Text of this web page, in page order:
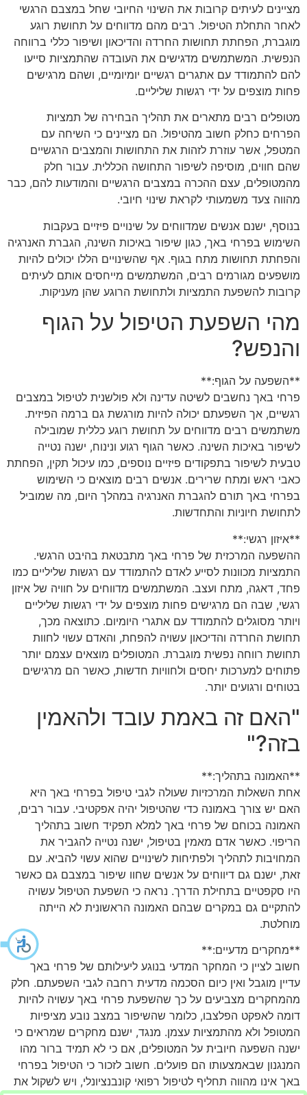
מציינים לעיתים קרובות את השינוי החיובי שחל במצבם הרגשי
לאחר התחלת הטיפול. רבים מהם מדווחים על תחושת רוגע
מוגברת, הפחתת תחושות החרדה והדיכאון ושיפור כללי ברווחה
הנפשית. המשתמשים מדגישים את העובדה שהתמציות סייעו
להם להתמודד עם אתגרים רגשיים יומיומיים, ושהם מרגישים
פחות מוצפים על ידי רגשות שליליים.
מטופלים רבים מתארים את תהליך הבחירה של תמציות
הפרחים כחלק חשוב מהטיפול. הם מציינים כי השיחה עם
המטפל, אשר עוזרת לזהות את התחושות והמצבים הרגשיים
שהם חווים, מוסיפה לשיפור התחושה הכללית. עבור חלק
מהמטופלים, עצם ההכרה במצבים הרגשיים והמודעות להם, כבר
מהווה צעד משמעותי לקראת שינוי חיובי.
בנוסף, ישנם אנשים שמדווחים על שינויים פיזיים בעקבות
השימוש בפרחי באך, כגון שיפור באיכות השינה, הגברת האנרגיה
והפחתת תחושות מתח בגוף. אף שהשינויים הללו יכולים להיות
מושפעים מגורמים רבים, המשתמשים מייחסים אותם לעיתים
קרובות להשפעת התמציות ולתחושת הרוגע שהן מעניקות.
מהי השפעת הטיפול על הגוף
והנפש?
**השפעה על הגוף:**
פרחי באך נחשבים לשיטה עדינה ולא פולשנית לטיפול במצבים
רגשיים, אך השפעתם יכולה להיות מורגשת גם ברמה הפיזית.
משתמשים רבים מדווחים על תחושת רוגע כללית שמובילה
לשיפור באיכות השינה. כאשר הגוף רגוע ונינוח, ישנה נטייה
טבעית לשיפור בתפקודים פיזיים נוספים, כמו עיכול תקין, הפחתת
כאבי ראש ומתח שרירים. אנשים רבים מוצאים כי השימוש
בפרחי באך תורם להגברת האנרגיה במהלך היום, מה שמוביל
לתחושת חיוניות והתחדשות.
**איזון רגשי:**
ההשפעה המרכזית של פרחי באך מתבטאת בהיבט הרגשי.
התמציות מכוונות לסייע לאדם להתמודד עם רגשות שליליים כמו
פחד, דאגה, מתח ועצב. המשתמשים מדווחים על חוויה של איזון
רגשי, שבה הם מרגישים פחות מוצפים על ידי רגשות שליליים
ויותר מסוגלים להתמודד עם אתגרי היומיום. כתוצאה מכך,
תחושת החרדה והדיכאון עשויה להפחת, והאדם עשוי לחוות
תחושת רווחה נפשית מוגברת. המטופלים מוצאים עצמם יותר
פתוחים למערכות יחסים ולחוויות חדשות, כאשר הם מרגישים
בטוחים ורגועים יותר.
"האם זה באמת עובד ולהאמין
בזה?"
**האמונה בתהליך:**
אחת השאלות המרכזיות שעולה לגבי טיפול בפרחי באך היא
האם יש צורך באמונה כדי שהטיפול יהיה אפקטיבי. עבור רבים,
האמונה בכוחם של פרחי באך למלא תפקיד חשוב בתהליך
הריפוי. כאשר אדם מאמין בטיפול, ישנה נטייה להגביר את
המחויבות לתהליך ולפתיחות לשינויים שהוא עשוי להביא. עם
זאת, ישנם גם דיווחים על אנשים שחוו שיפור במצבם גם כאשר
היו סקפטיים בתחילת הדרך. נראה כי השפעת הטיפול עשויה
להתקיים גם במקרים שבהם האמונה הראשונית לא הייתה
מוחלטת.
**מחקרים מדעיים:**
חשוב לציין כי המחקר המדעי בנוגע ליעילותם של פרחי באך
עדיין מוגבל ואין כיום הסכמה מדעית רחבה לגבי השפעתם. חלק
מהמחקרים מצביעים על כך שהשפעת פרחי באך עשויה להיות
דומה לאפקט הפלצבו, כלומר שהשיפור במצב נובע מציפיות
המטופל ולא מהתמציות עצמן. מנגד, ישנם מחקרים שמראים כי
ישנה השפעה חיובית על המטופלים, אם כי לא תמיד ברור מהו
המנגנון שבאמצעותו הם פועלים. חשוב לזכור כי הטיפול בפרחי
באך אינו מהווה תחליף לטיפול רפואי קונבנציונלי, ויש לשקול את